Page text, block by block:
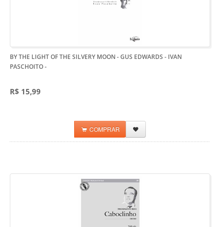
BY THE LIGHT OF THE SILVERY MOON - GUS EDWARDS - IVAN
PASCHOITO-
R$ 15,99
COMPRAR